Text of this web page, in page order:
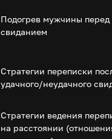
Стратегии переписки
удачного/неудачного
Подогрев мужчины перед
свиданием
Стратегии ведения
на расстоянии